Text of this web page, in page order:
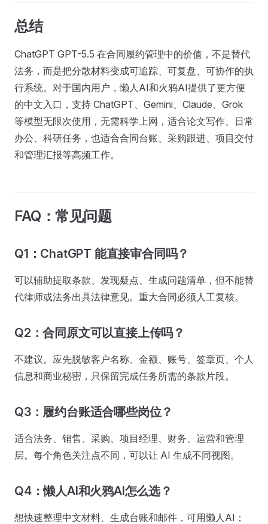
总结
ChatGPT GPT-5.5 在合同履约管理中的价值，不是替代
法务，而是把分散材料变成可追踪、可复盘、可协作的执
行系统。对于国内用户，懒人AI和火鸦AI提供了更方便
的中文入口，支持 ChatGPT、Gemini、Claude、Grok
等模型无限次使用，无需科学上网，适合论文写作、日常
办公、科研任务，也适合合同台账、采购跟进、项目交付
和管理汇报等高频工作。
FAQ：常见问题
Q1：ChatGPT 能直接审合同吗？
可以辅助提取条款、发现疑点、生成问题清单，但不能替
代律师或法务出具法律意见。重大合同必须人工复核。
Q2：合同原文可以直接上传吗？
不建议。应先脱敏客户名称、金额、账号、签章页、个人
信息和商业秘密，只保留完成任务所需的条款片段。
Q3：履约台账适合哪些岗位？
适合法务、销售、采购、项目经理、财务、运营和管理
层。每个角色关注点不同，可以让 AI 生成不同视图。
Q4：懒人AI和火鸦AI怎么选？
想快速整理中文材料、生成台账和邮件，可用懒人AI；